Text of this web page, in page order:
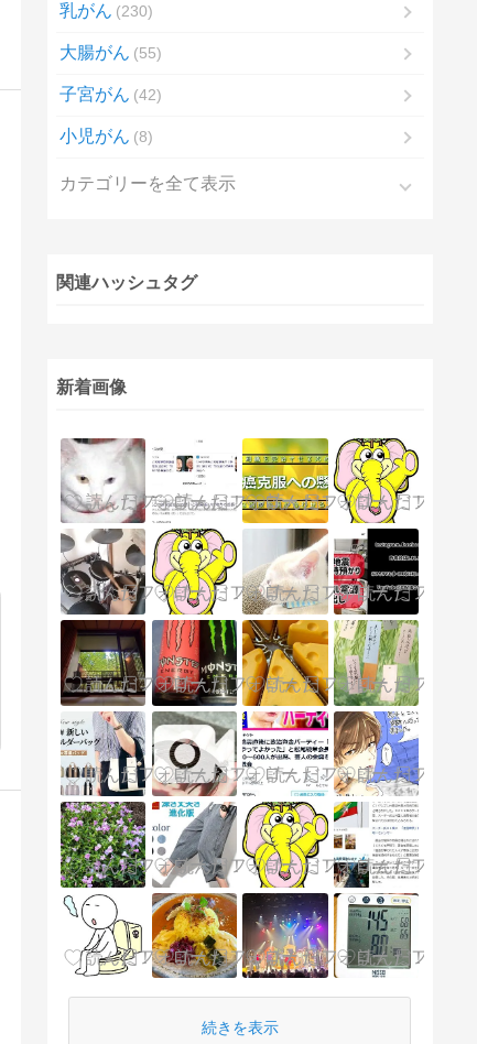
乳がん 230
大腸がん 55
子宮がん 42
小児がん 8
カテゴリーを全て表示
関連ハッシュタグ
新着画像
続きを表示